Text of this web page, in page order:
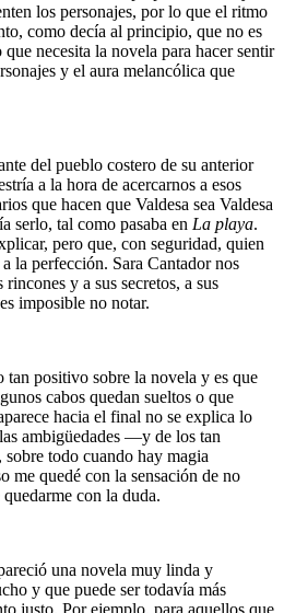
los personajes, por lo que el ritmo
como decía al principio, que no es
necesita la novela para hacer sentir
y el aura melancólica que
del pueblo costero de su anterior
a la hora de acercarnos a esos
que hacen que Valdesa sea Valdesa
serlo, tal como pasaba en La playa.
pero que, con seguridad, quien
la perfección. Sara Cantador nos
y a sus secretos, a sus
imposible no notar.
tan positivo sobre la novela y es que
cabos quedan sueltos o que
hacia el final no se explica lo
ambigüedades —y de los tan
todo cuando hay magia
me quedé con la sensación de no
con la duda.
una novela muy linda y
y que puede ser todavía más
justo. Por ejemplo, para aquellos que